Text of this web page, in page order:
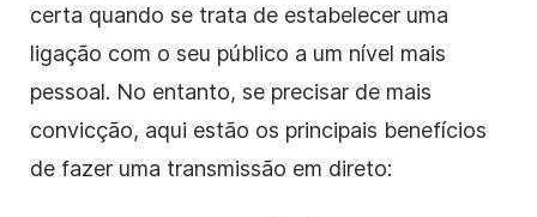
certa quando se trata de estabelecer uma
ligação com o seu público a um nível mais
pessoal. No entanto, se precisar de mais
convicção, aqui estão os principais benefícios
de fazer uma transmissão em direto: